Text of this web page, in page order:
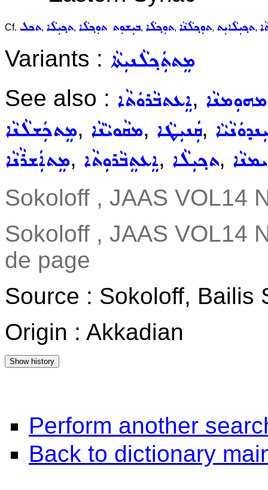
Cf. ܬܟܠ, ܬܟ݂ܝܼܠܵܐ, ܒܝܼܫܘܼܬ ܬܘܼܟ݂ܠܵܐ, ܬܘܼܟ݂ܠܵܐ, ܬܘܼܟ݂ܠܵܢܵܐ, ܬܟ݂ܝܼܠܵܐܝܼܬ,
Variants : ܡܸܬܬܲܟ݂ܠܵܢܝܼܬܵܐ
See also : ܐܸܥܬܒܵܪܘܿܬܵܐ, ܡܗܘܼܡܢܵܐ
ܡܸܬܟܲܫܠܵܢܵܐ, ܡܩܵܘܝܵܢܵܐ, ܩܲܢܝܼܛܵܐ,
ܡܸܬܐܲܫܪܵܢܵܐ, ܐܸܥܬܸܒܵܪܘܼܬܵܐ, ܬܟ݂ܝܼܠܵܐ,
Sokoloff , JAAS VOL14
Sokoloff , JAAS VOL14
de page
Source : Sokoloff, Bailis
Origin : Akkadian
Perform another
Back to dictionary